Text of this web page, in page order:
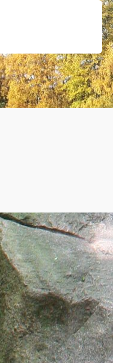
Ratssitzung 9.10.2023
Nächster
Weiter